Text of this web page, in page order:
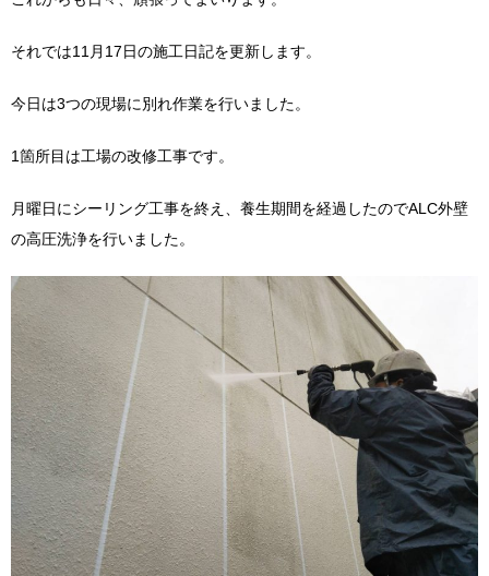
それでは11月17日の施工日記を更新します。
今日は3つの現場に別れ作業を行いました。
1箇所目は工場の改修工事です。
月曜日にシーリング工事を終え、養生期間を経過したのでALC外壁
の高圧洗浄を行いました。